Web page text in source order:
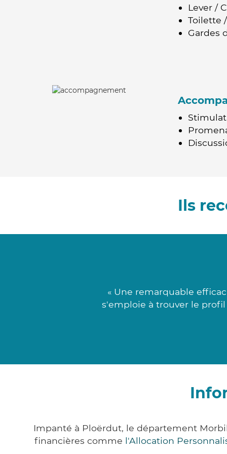
Lever /
Toilette
Gardes
Ils
« Une remarquable
s'emploie à trouver le
Impanté à Ploërdut, le département
financières comme l'Allocation